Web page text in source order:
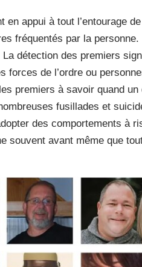
en appui à tout l’entourage
fréquentés par la
détection des premiers
de l’ordre ou
premiers à savoir quand
fusillades et
des comportements à
souvent avant même que